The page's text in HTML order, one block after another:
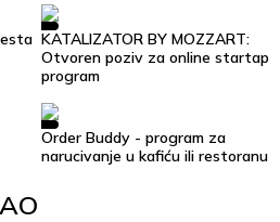
KATALIZATOR BY MOZZART:
Otvoren poziv za online startap
program
Order Buddy - program za
narucivanje u kafiću ili restoranu